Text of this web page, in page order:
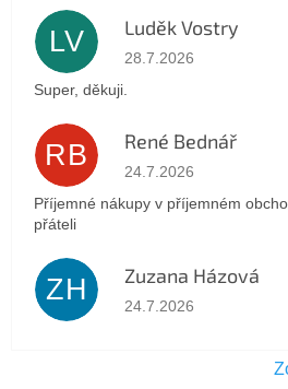
LV Luděk Vostry
Hodnocení obchodu je
28.7.2026
Super, děkuji.
RB René Bednář
Hodnocení obchodu je
24.7.2026
Příjemné nákupy v příjemném
přáteli
ZH Zuzana Házová
Hodnocení obchodu je
24.7.2026